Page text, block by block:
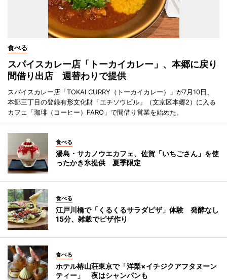
食べる
スパイスカレー店「トーカイカレー」、本郷に戻り
間借り出店 週替わりで提供
スパイスカレー店「TOKAI CURRY（トーカイカレー）」が7月10日、
本郷三丁目の登録有形文化財「エチソウビル」（文京区本郷2）に入る
カフェ「珈琲（コーヒー）FARO」で間借り営業を始めた。
食べる
湯島・サカノウエカフェ、佐賀「いちごさん」を使
ったかき氷提供 夏季限定
食べる
江戸川橋で「くるくるサラダピザ」体験 発酵なし
15分、雑穀でピザ作り
食べる
ホテル椿山荘東京で「洋梨×イチジクアフタヌーン
ティー」 夜はシャンパンも